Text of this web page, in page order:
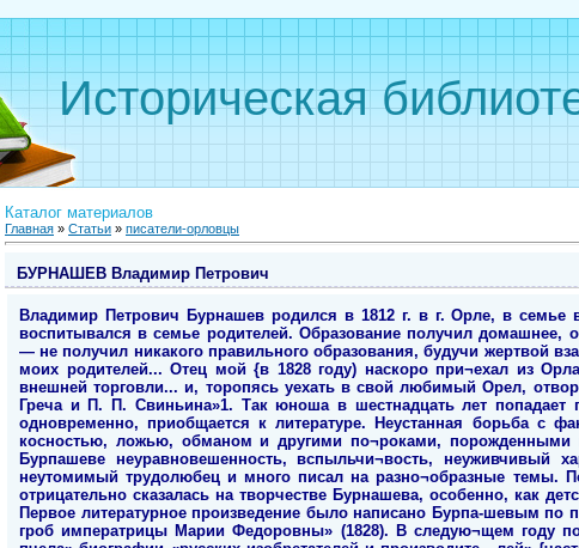
Историческая
Каталог материалов
Главная » Статьи » писатели-орловцы
БУРНАШЕВ Владимир Петрович
Владимир Петрович Бурнашев родился в 1812 г. в г. Орле, в семье
воспитывался в семье родителей. Образование получил
— не получил никакого правильного образования, будучи жертвой
моих родителей... Отец мой {в 1828 году) наскоро при¬ехал из
внешней торговли... и, торопясь уехать в свой любимый Орел,
Греча и П. П. Свиньина»1. Так юноша в шестнадцать лет попадает
одновременно, приобщается к литературе. Неустанная борьба с
косностью, ложью, обманом и другими по¬роками, порожденными
Бурпашеве неуравновешенность, вспыльчи¬вость, неуживчивый
неутомимый трудолюбец и много писал на разно¬образные темы.
отрицательно сказалась на творчестве Бурнашева, особенно, как
Первое литературное произведение было написано Бурпа-шевым по
гроб императрицы Марии Федоровны» (1828). В следую¬щем году